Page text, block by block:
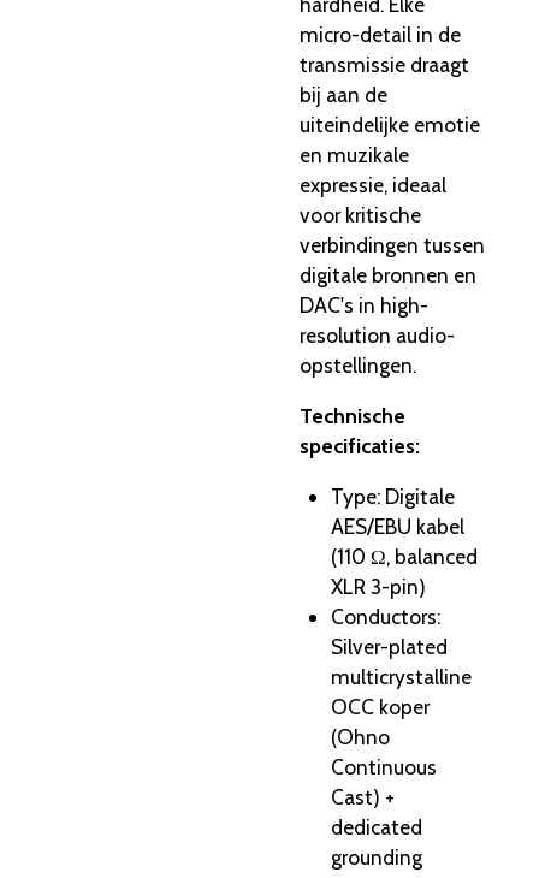
micro-detail in de
transmissie draagt
bij aan de
uiteindelijke emotie
en muzikale
expressie, ideaal
voor kritische
verbindingen tussen
digitale bronnen en
DAC's in high-
resolution audio-
opstellingen.
Technische
specificaties:
Type: Digitale
AES/EBU kabel
(110 Ω, balanced
XLR 3-pin)
Conductors:
Silver-plated
multicrystalline
OCC koper
(Ohno
Continuous
Cast) +
dedicated
grounding